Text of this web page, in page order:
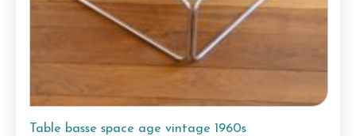
Table basse space age vintage 1960s